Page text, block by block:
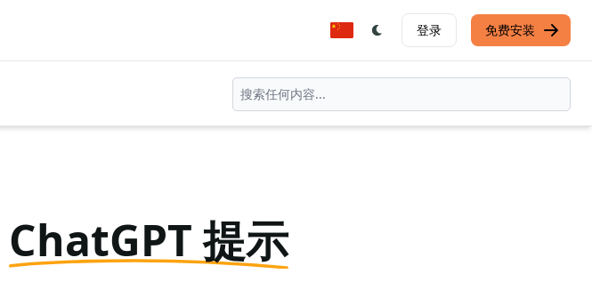
登录 免费安装
ChatGPT 提示